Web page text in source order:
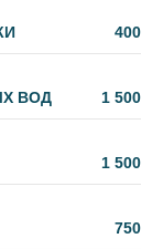
400
ВОД 1 500
1 500
750